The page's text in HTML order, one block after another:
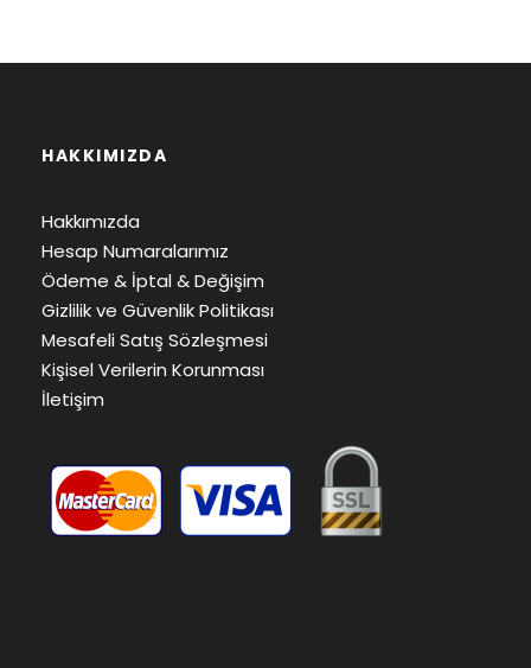
HAKKIMIZDA
Hakkımızda
Hesap Numaralarımız
Ödeme & İptal & Değişim
Gizlilik ve Güvenlik Politikası
Mesafeli Satış Sözleşmesi
Kişisel Verilerin Korunması
İletişim